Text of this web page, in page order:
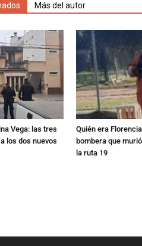
Más del autor
Vega: las tres
los dos nuevos
Quién era
bombera que
la ruta 19